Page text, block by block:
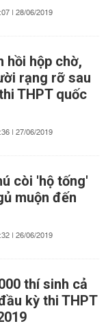
| 28/06/2019
hồi hộp chờ,
rạng rỡ sau
THPT quốc
| 27/06/2019
còi 'hộ tống'
muộn đến
| 26/06/2019
thí sinh cả
kỳ thi THPT